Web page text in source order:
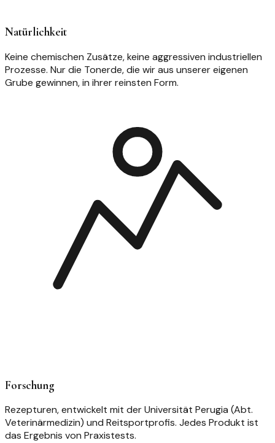
Natürlichkeit
Keine chemischen Zusätze, keine aggressiven industriellen
Prozesse. Nur die Tonerde, die wir aus unserer eigenen
Grube gewinnen, in ihrer reinsten Form.
Forschung
Rezepturen, entwickelt mit der Universität Perugia (Abt.
Veterinärmedizin) und Reitsportprofis. Jedes Produkt ist
das Ergebnis von Praxistests.